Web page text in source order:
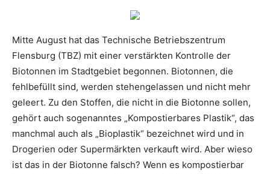
Mitte August hat das Technische Betriebszentrum
Flensburg (TBZ) mit einer verstärkten Kontrolle der
Biotonnen im Stadtgebiet begonnen. Biotonnen, die
fehlbefüllt sind, werden stehengelassen und nicht mehr
geleert. Zu den Stoffen, die nicht in die Biotonne sollen,
gehört auch sogenanntes „Kompostierbares Plastik“, das
manchmal auch als „Bioplastik“ bezeichnet wird und in
Drogerien oder Supermärkten verkauft wird. Aber wieso
ist das in der Biotonne falsch? Wenn es kompostierbar